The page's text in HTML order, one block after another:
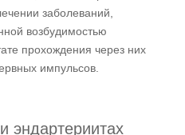
заболеваний,
возбудимостью
прохождения через них
импульсов.
эндартериитах